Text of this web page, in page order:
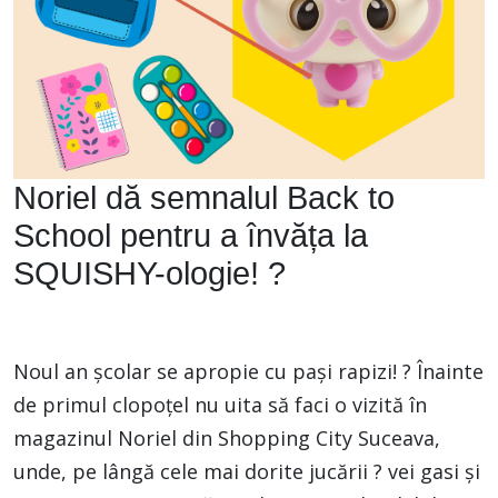
Noriel dă semnalul Back to
School pentru a învăța la
SQUISHY-ologie! ?
Noul an școlar se apropie cu pași rapizi! ? Înainte
de primul clopoțel nu uita să faci o vizită în
magazinul Noriel din Shopping City Suceava,
unde, pe lângă cele mai dorite jucării ? vei gasi și